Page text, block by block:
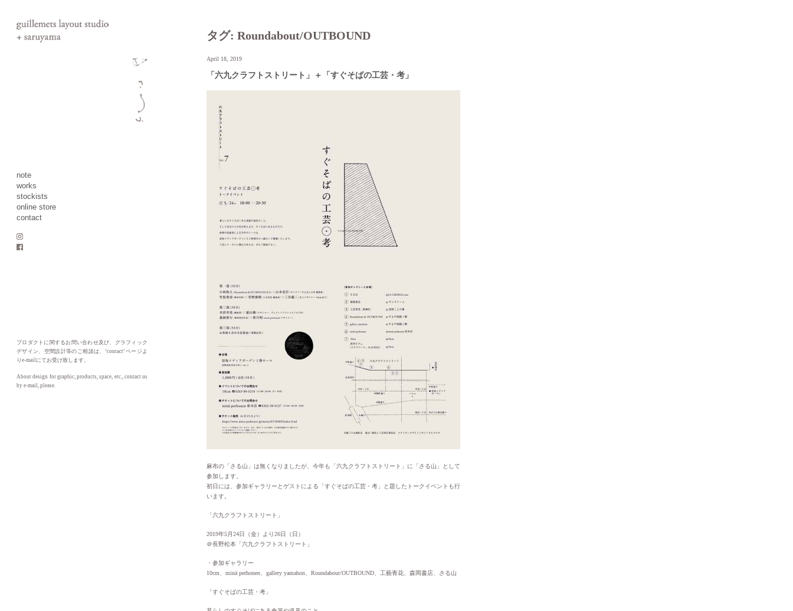
note
works
stockists
online store
contact
プロダクトに関するお問い合わせ及び、グラフィック
デザイン、空間設計等のご相談は、‘contact’ ページよ
りe-mailにてお受け致します。
About design for graphic, products, space, etc., contact us
by e-mail, please.
タグ: Roundabout/OUTBOUND
April 18, 2019
「六九クラフトストリート」＋「すぐそばの工芸・考」
麻布の「さる山」は無くなりましたが、今年も「六九クラフトストリート」に「さる山」として
参加します。
初日には、参加ギャラリーとゲストによる「すぐそばの工芸・考」と題したトークイベントも行
います。
「六九クラフトストリート」
2019年5月24日（金）より26日（日）
＠長野松本「六九クラフトストリート」
・参加ギャラリー
10cm、minä perhonen、gallery yamahon、Roundabout/OUTBOUND、工藝青花、森岡書店、さる山
「すぐそばの工芸・考」